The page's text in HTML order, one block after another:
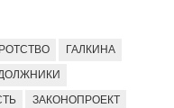
ГАЛКИНА
ЗАКОНОПРОЕКТ